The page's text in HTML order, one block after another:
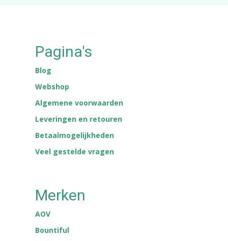
Pagina's
Blog
Webshop
Algemene voorwaarden
Leveringen en retouren
Betaalmogelijkheden
Veel gestelde vragen
Merken
AOV
Bountiful